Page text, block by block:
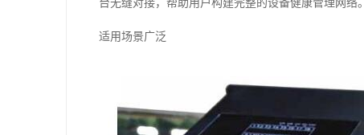
台无缝对接，帮助用户构建完整的设备健康管理网络。
适用场景广泛